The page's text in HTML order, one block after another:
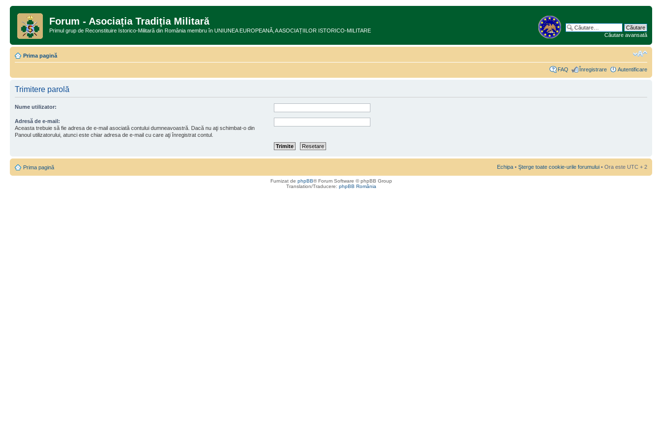
Forum - Asociația Tradiția Militară
Primul grup de Reconstituire Istorico-Militară din România membru în UNIUNEA EUROPEANĂ‚ A ASOCIAȚIILOR ISTORICO-MILITARE
Căutare avansată
Prima pagină
FAQ Înregistrare Autentificare
Trimitere parolă
Nume utilizator:
Adresă de e-mail:
Aceasta trebuie să fie adresa de e-mail asociată contului dumneavoastră. Dacă nu aţi schimbat-o din
Panoul utilizatorului, atunci este chiar adresa de e-mail cu care aţi înregistrat contul.
Prima pagină Echipa • Şterge toate cookie-urile forumului • Ora este UTC + 2
Furnizat de phpBB® Forum Software © phpBB Group
Translation/Traducere: phpBB România